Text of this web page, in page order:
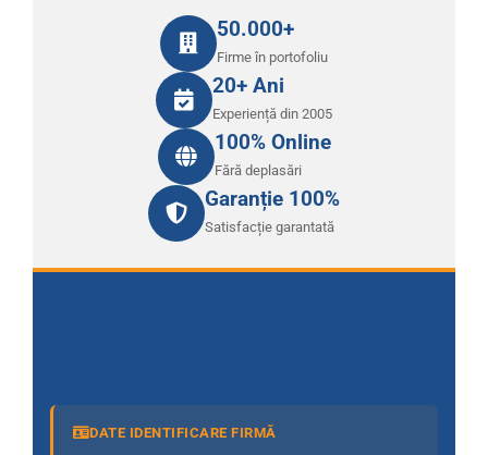
50.000+
Firme în portofoliu
20+ Ani
Experiență din 2005
100% Online
Fără deplasări
Garanție 100%
Satisfacție garantată
DATE IDENTIFICARE FIRMĂ